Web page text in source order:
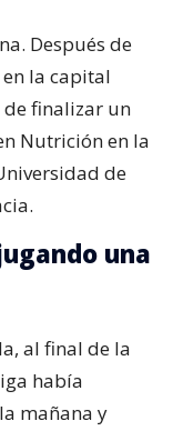
Después de
la capital
de finalizar un
Nutrición en la
de
una
al final de la
había
mañana y